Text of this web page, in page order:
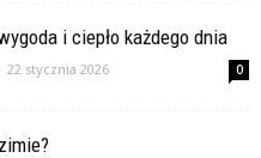
i ciepło każdego dnia
22 stycznia 2026 0